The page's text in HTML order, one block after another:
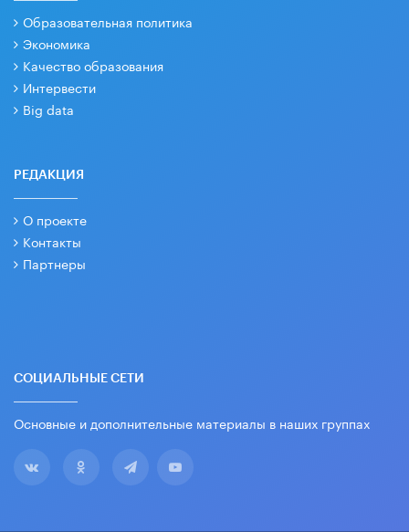
Образовательная политика
Экономика
Качество образования
Интервести
Big data
РЕДАКЦИЯ
О проекте
Контакты
Партнеры
СОЦИАЛЬНЫЕ СЕТИ
Основные и дополнительные материалы в наших группах